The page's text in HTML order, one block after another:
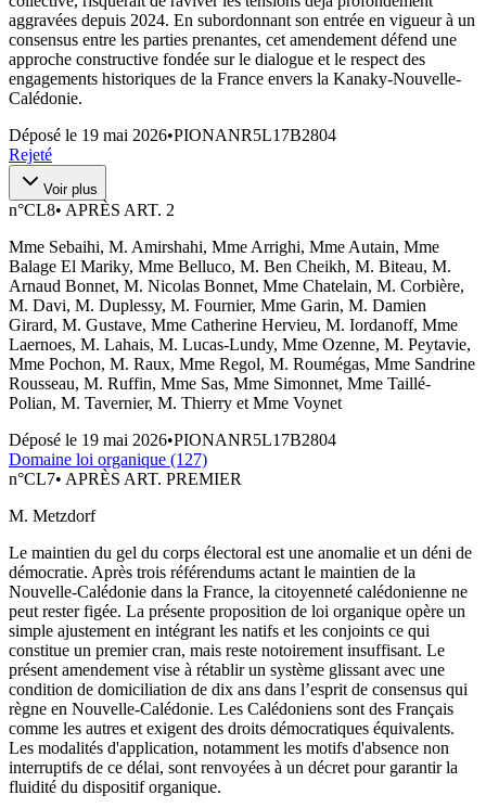
aggravées depuis 2024. En subordonnant son entrée en vigueur à un
consensus entre les parties prenantes, cet amendement défend une
approche constructive fondée sur le dialogue et le respect des
engagements historiques de la France envers la Kanaky-Nouvelle-
Calédonie.
Déposé le 19 mai 2026•PIONANR5L17B2804
Rejeté
Voir plus
n°CL8• APRÈS ART. 2
Mme Sebaihi, M. Amirshahi, Mme Arrighi, Mme Autain, Mme
Balage El Mariky, Mme Belluco, M. Ben Cheikh, M. Biteau, M.
Arnaud Bonnet, M. Nicolas Bonnet, Mme Chatelain, M. Corbière,
M. Davi, M. Duplessy, M. Fournier, Mme Garin, M. Damien
Girard, M. Gustave, Mme Catherine Hervieu, M. Iordanoff, Mme
Laernoes, M. Lahais, M. Lucas-Lundy, Mme Ozenne, M. Peytavie,
Mme Pochon, M. Raux, Mme Regol, M. Roumégas, Mme Sandrine
Rousseau, M. Ruffin, Mme Sas, Mme Simonnet, Mme Taillé-
Polian, M. Tavernier, M. Thierry et Mme Voynet
Déposé le 19 mai 2026•PIONANR5L17B2804
Domaine loi organique (127)
n°CL7• APRÈS ART. PREMIER
M. Metzdorf
Le maintien du gel du corps électoral est une anomalie et un déni de
démocratie. Après trois référendums actant le maintien de la
Nouvelle-Calédonie dans la France, la citoyenneté calédonienne ne
peut rester figée. La présente proposition de loi organique opère un
simple ajustement en intégrant les natifs et les conjoints ce qui
constitue un premier cran, mais reste notoirement insuffisant. Le
présent amendement vise à rétablir un système glissant avec une
condition de domiciliation de dix ans dans l’esprit de consensus qui
règne en Nouvelle-Calédonie. Les Calédoniens sont des Français
comme les autres et exigent des droits démocratiques équivalents.
Les modalités d'application, notamment les motifs d'absence non
interruptifs de ce délai, sont renvoyées à un décret pour garantir la
fluidité du dispositif organique.